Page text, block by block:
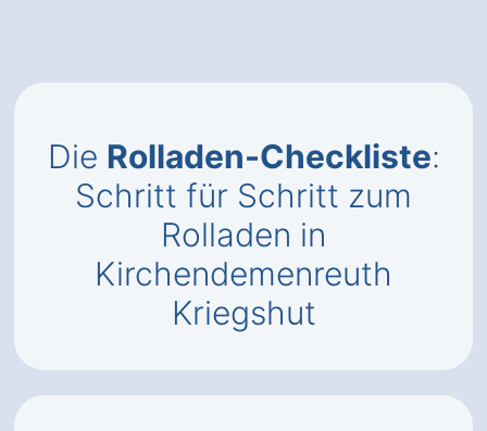
Die Rolladen-Checkliste:
Schritt für Schritt zum
Rolladen in
Kirchendemenreuth
Kriegshut